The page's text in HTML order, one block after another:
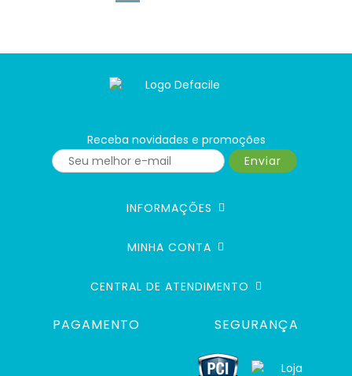
Receba novidades e promoções
Enviar
INFORMAÇÕES
MINHA CONTA
CENTRAL DE ATENDIMENTO
PAGAMENTO SEGURANÇA